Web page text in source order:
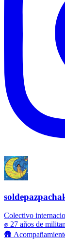
Colectivo
✊ 27 años de
🛖